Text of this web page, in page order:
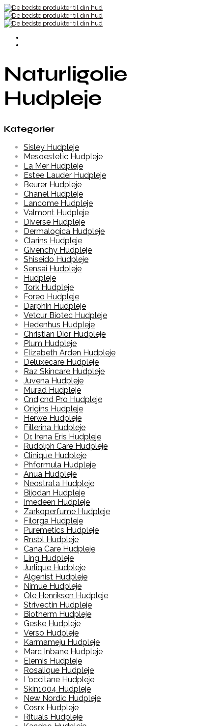
Naturligolie
Hudpleje
Kategorier
Sisley Hudpleje
Mesoestetic Hudpleje
La Mer Hudpleje
Estee Lauder Hudpleje
Beurer Hudpleje
Chanel Hudpleje
Lancome Hudpleje
Valmont Hudpleje
Diverse Hudpleje
Dermalogica Hudpleje
Clarins Hudpleje
Givenchy Hudpleje
Shiseido Hudpleje
Sensai Hudpleje
Hudpleje
Tork Hudpleje
Foreo Hudpleje
Darphin Hudpleje
Vetcur Biotec Hudpleje
Hedenhus Hudpleje
Christian Dior Hudpleje
Plum Hudpleje
Elizabeth Arden Hudpleje
Deluxecare Hudpleje
Raz Skincare Hudpleje
Juvena Hudpleje
Murad Hudpleje
Cnd,cnd Pro Hudpleje
Origins Hudpleje
Herwe Hudpleje
Fillerina Hudpleje
Dr. Irena Eris Hudpleje
Rudolph Care Hudpleje
Clinique Hudpleje
Phformula Hudpleje
Anua Hudpleje
Neostrata Hudpleje
Bijodan Hudpleje
Imedeen Hudpleje
Zarkoperfume Hudpleje
Filorga Hudpleje
Puremetics Hudpleje
Rnsbl Hudpleje
Cana Care Hudpleje
Ling Hudpleje
Jurlique Hudpleje
Algenist Hudpleje
Nimue Hudpleje
Ole Henriksen Hudpleje
Strivectin Hudpleje
Biotherm Hudpleje
Geske Hudpleje
Verso Hudpleje
Karmameju Hudpleje
Marc Inbane Hudpleje
Elemis Hudpleje
Rosalique Hudpleje
L'occitane Hudpleje
Skin1004 Hudpleje
New Nordic Hudpleje
Cosrx Hudpleje
Rituals Hudpleje